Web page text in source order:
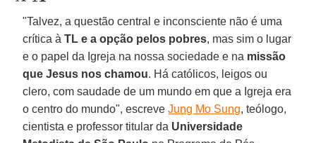
"Talvez, a questão central e inconsciente não é uma
crítica àTL e a opção pelos pobres, mas sim o lugar
e o papel da Igreja na nossa sociedade e na missão
que Jesus nos chamou. Há católicos, leigos ou
clero, com saudade de um mundo em que a Igreja era
o centro do mundo", escreveJung Mo Sung, teólogo,
cientista e professor titular da Universidade